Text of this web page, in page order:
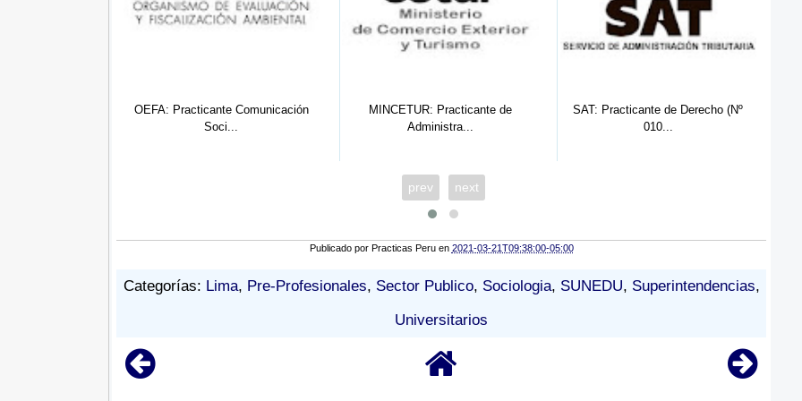
MINCETUR: Practicante de
Administra...
SAT: Practicante de Derecho (Nº
010...
SUNARP HUARAZ Nº 03:
Practicante Pr...
prev next
Publicado por Practicas Peru en 2021-03-21T09:38:00-05:00
Categorías: Lima, Pre-Profesionales, Sector Publico, Sociologia, SUNEDU, Superintendencias,
Universitarios